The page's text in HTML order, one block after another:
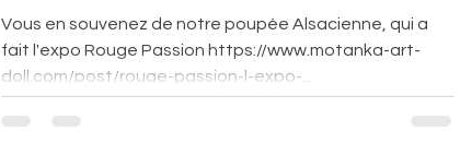
Vous en souvenez de notre poupée Alsacienne, qui a
fait l'expo Rouge Passion https://www.motanka-art-
doll.com/post/rouge-passion-l-expo-...